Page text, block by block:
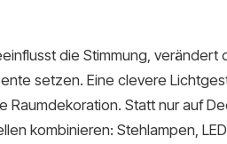
die Stimmung, verändert
setzen. Eine clevere
Raumdekoration. Statt nur auf
kombinieren: Stehlampen,